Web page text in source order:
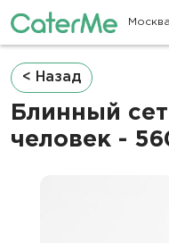
Москва
Строка
навигации
< Назад
Блинный
человек -